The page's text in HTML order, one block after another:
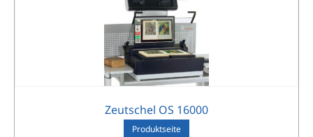
Zeutschel OS 16000
Pro­dukt­sei­te